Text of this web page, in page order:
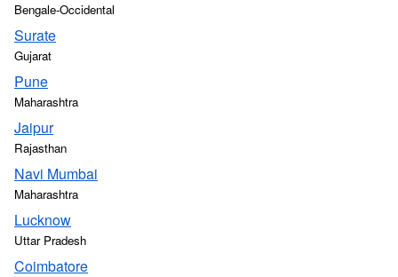
Bengale-Occidental
Surate
Gujarat
Pune
Maharashtra
Jaipur
Rajasthan
Navi Mumbai
Maharashtra
Lucknow
Uttar Pradesh
Coimbatore